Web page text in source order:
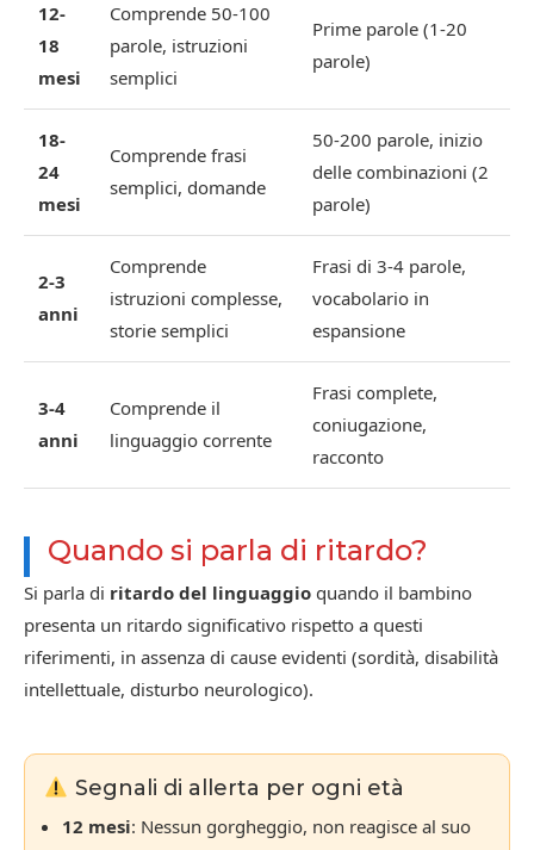
12-
18
mesi
Comprende 50-100
parole, istruzioni
semplici
Prime parole (1-20
parole)
18-
24
mesi
Comprende frasi
semplici, domande
50-200 parole, inizio
delle combinazioni (2
parole)
2-3
anni
Comprende
istruzioni complesse,
storie semplici
Frasi di 3-4 parole,
vocabolario in
espansione
3-4
anni
Comprende il
linguaggio corrente
Frasi complete,
coniugazione,
racconto
Quando si parla di ritardo?
Si parla di ritardo del linguaggio quando il bambino
presenta un ritardo significativo rispetto a questi
riferimenti, in assenza di cause evidenti (sordità, disabilità
intellettuale, disturbo neurologico).
Segnali di allerta per ogni età
12 mesi: Nessun gorgheggio, non reagisce al suo